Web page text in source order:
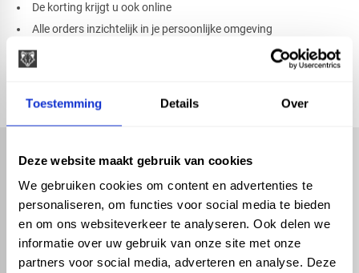
Toestemming Details Over
Deze website maakt gebruik van cookies
We gebruiken cookies om content en advertenties te
personaliseren, om functies voor social media te bieden
en om ons websiteverkeer te analyseren. Ook delen we
informatie over uw gebruik van onze site met onze
partners voor social media, adverteren en analyse. Deze
De korting krijgt u ook online
Alle orders inzichtelijk in je persoonlijke omgeving
​Gemakkelijk her bestellen
Laat het bezorgen of klaarzetten voor afhaal